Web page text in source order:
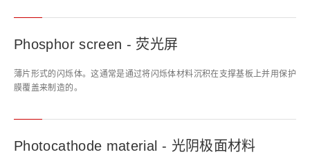
Phosphor screen - 荧光屏
薄片形式的闪烁体。这通常是通过将闪烁体材料沉积在支撑基板上并用保护
膜覆盖来制造的。
Photocathode material - 光阴极面材料